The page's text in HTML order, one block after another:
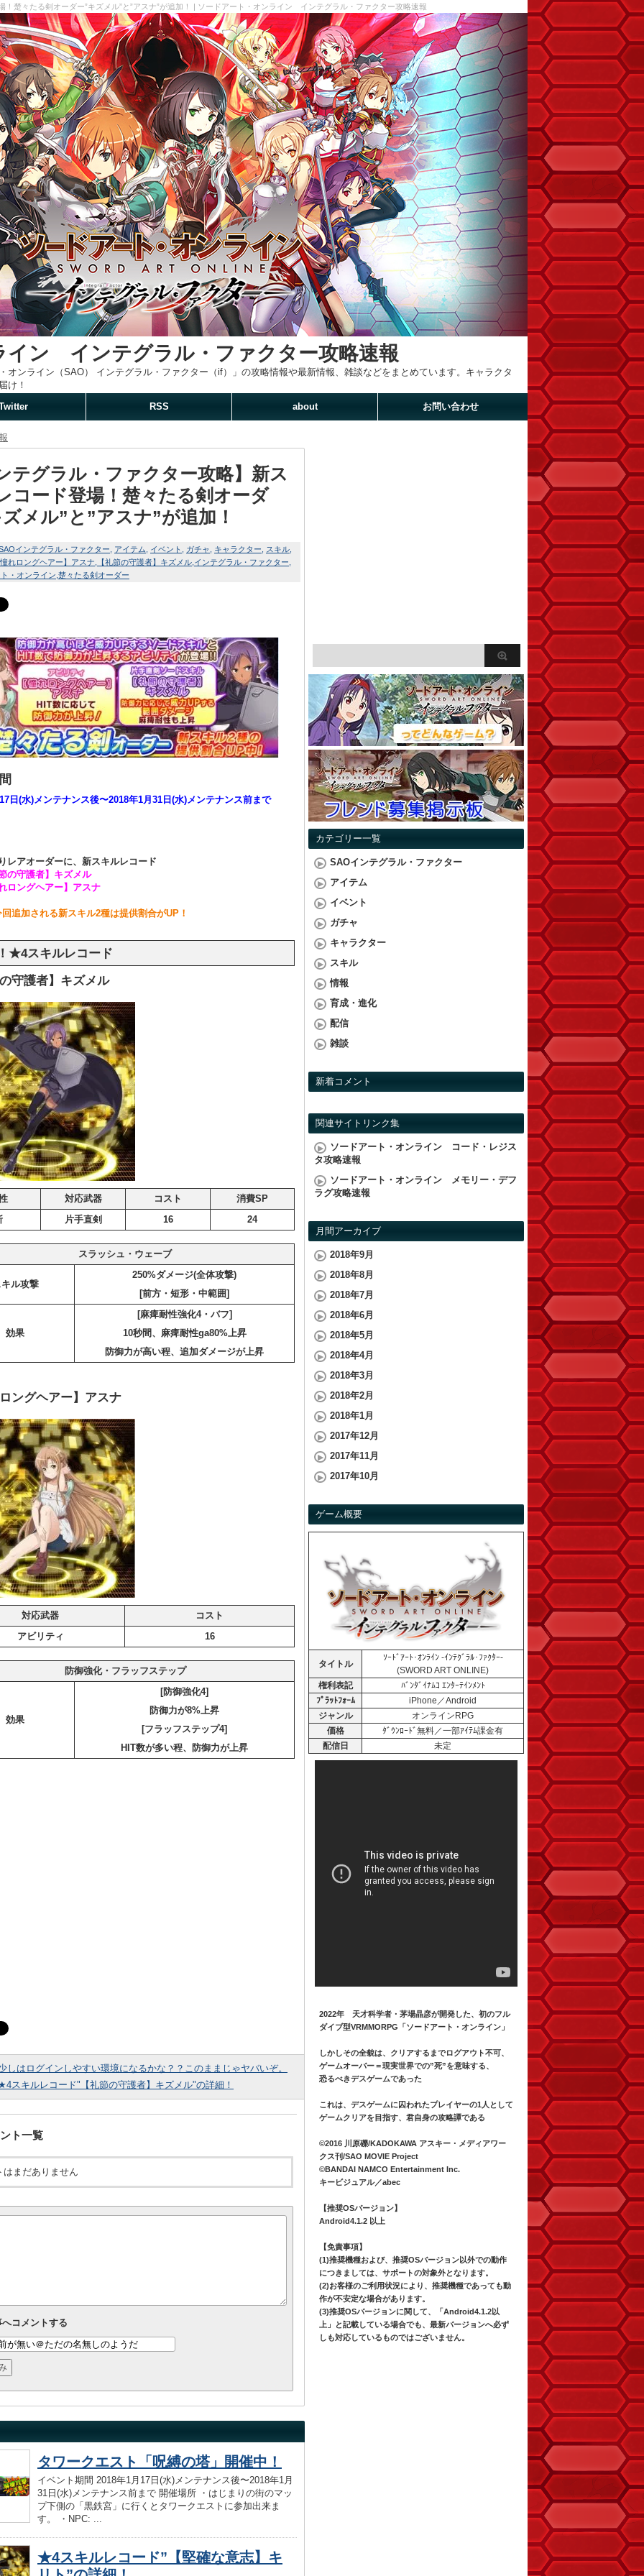
楚々たる剣オーダー”キズメル”と”アスナ”が追加！ | ソードアート・オンライン インテグラル・ファクター攻略速報
イン インテグラル・ファクター攻略速報
オンライン（SAO） インテグラル・ファクター（if）」の攻略情報や最新情報、雑談などをまとめています。キャラクタ
け！
RSS about お問い合わせ
テグラル・ファクター攻略】新ス
コード登場！楚々たる剣オーダ
メル”と”アスナ”が追加！
インテグラル・ファクター アイテム イベント ガチャ キャラクター
スキル
れロングヘアー】アスナ
【礼節の守護者】キズメル インテグラル・ファクター
・オンライン 楚々たる剣オーダー
日(水)メンテナンス後〜2018年1月31日(水)メンテナンス前まで
レアオーダーに、新スキルレコード
の守護者】キズメル
ロングヘアー】アスナ
回追加される新スキル2種は提供割合がUP！
★4スキルレコード
守護者】キズメル
対応武器 コスト
消費SP
片手直剣 16 24
スラッシュ・ウェーブ
ル攻撃
250%ダメージ(全体攻撃)
[前方・短形・中範囲]
効果
[麻痺耐性強化4・バフ]
10秒間、麻痺耐性ga80%上昇
防御力が高い程、追加ダメージが上昇
ングヘアー】アスナ
対応武器
コスト
アビリティ
16
防御強化・フラッフステップ
効果
[防御強化4]
防御力が8%上昇
[フラッフステップ4]
HIT数が多い程、防御力が上昇
しはログインしやすい環境になるかな？？このままじゃヤバいぞ。
スキルレコード"【礼節の守護者】キズメル"の詳細！
ト一覧
はまだありません
コメントする
タワークエスト「呪縛の塔」開催中！
イベント期間 2018年1月17日(水)メンテナンス後〜2018年1月
31日(水)メンテナンス前まで 開催場所 ・はじまりの街のマッ
プ下側の「黒鉄宮」に行くとタワークエストに参加出来ま
す。 ・NPC: ...
★4スキルレコード”【堅確な意志】キ
カテゴリー一覧
SAOインテグラル・ファクター
アイテム
イベント
ガチャ
キャラクター
スキル
情報
育成・進化
配信
雑談
新着コメント
関連サイトリンク集
ソードアート・オンライン コード・レジス
タ攻略速報
ソードアート・オンライン メモリー・デフ
ラグ攻略速報
月間アーカイブ
2018年9月
2018年8月
2018年7月
2018年6月
2018年5月
2018年4月
2018年3月
2018年2月
2018年1月
2017年12月
2017年11月
2017年10月
ゲーム概要
タイトル
ｿｰﾄﾞｱｰﾄ･ｵﾝﾗｲﾝ -ｲﾝﾃｸﾞﾗﾙ･ﾌｧｸﾀｰ-
(SWORD ART ONLINE)
権利表記
ﾊﾞﾝﾀﾞｲﾅﾑｺ ｴﾝﾀｰﾃｲﾝﾒﾝﾄ
ﾌﾟﾗｯﾄﾌｫｰﾑ
iPhone／Android
ジャンル
オンラインRPG
価格
ﾀﾞｳﾝﾛｰﾄﾞ無料／一部ｱｲﾃﾑ課金有
配信日
未定
2022年 天才科学者・茅場晶彦が開発した、初のフル
ダイブ型VRMMORPG「ソードアート・オンライン」
しかしその全貌は、クリアするまでログアウト不可、
ゲームオーバー＝現実世界での”死”を意味する、
恐るべきデスゲームであった
これは、デスゲームに囚われたプレイヤーの1人として
ゲームクリアを目指す、君自身の攻略譚である
©2016 川原礫/KADOKAWA アスキー・メディアワー
クス刊/SAO MOVIE Project
©BANDAI NAMCO Entertainment Inc.
キービジュアル／abec
【推奨OSバージョン】
Android4.1.2 以上
【免責事項】
(1)推奨機種および、推奨OSバージョン以外での動作
につきましては、サポートの対象外となります。
(2)お客様のご利用状況により、推奨機種であっても動
作が不安定な場合があります。
(3)推奨OSバージョンに関して、「Android4.1.2以
上」と記載している場合でも、最新バージョンへ必ず
しも対応しているものではございません。